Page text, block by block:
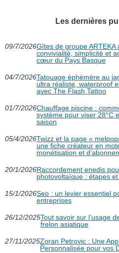
Les dernières
09/7/2026Gîtes de groupe ARTEKA
convivialité, simplicité et
cœur du Pays Basque
04/7/2026Tatouage éphémère au
ultra réaliste, waterproof
avec The Flash Tattoo
01/7/2026Chauffage piscine :
système pour viser 28°C
saison
05/4/2026Twizz et la page «
une fiche créateur en
monétisation et
20/1/2026Raccordement enedis
photovoltaïque : étapes
15/1/2026Seo : un levier essentiel
entreprises
26/12/2025Tout savoir sur l’usage
frelon asiatique
27/11/2025Zoran Petrovic : Une
Personnalisée pour vos